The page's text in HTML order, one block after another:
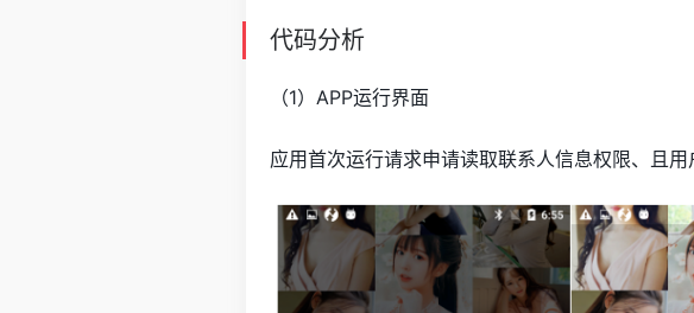
代码分析
（1）APP运行界面
应用首次运行请求申请读取联系人信息权限、且用